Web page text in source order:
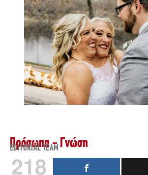
Πρόσωπα - Γνώση
EDITORIAL TEAM
218